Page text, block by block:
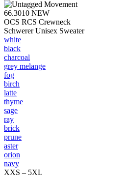
66.3010 NEW
OCS RCS Crewneck
Schwerer Unisex Sweater
white
black
charcoal
grey melange
fog
birch
latte
thyme
sage
ray
brick
prune
aster
orion
navy
XXS – 5XL